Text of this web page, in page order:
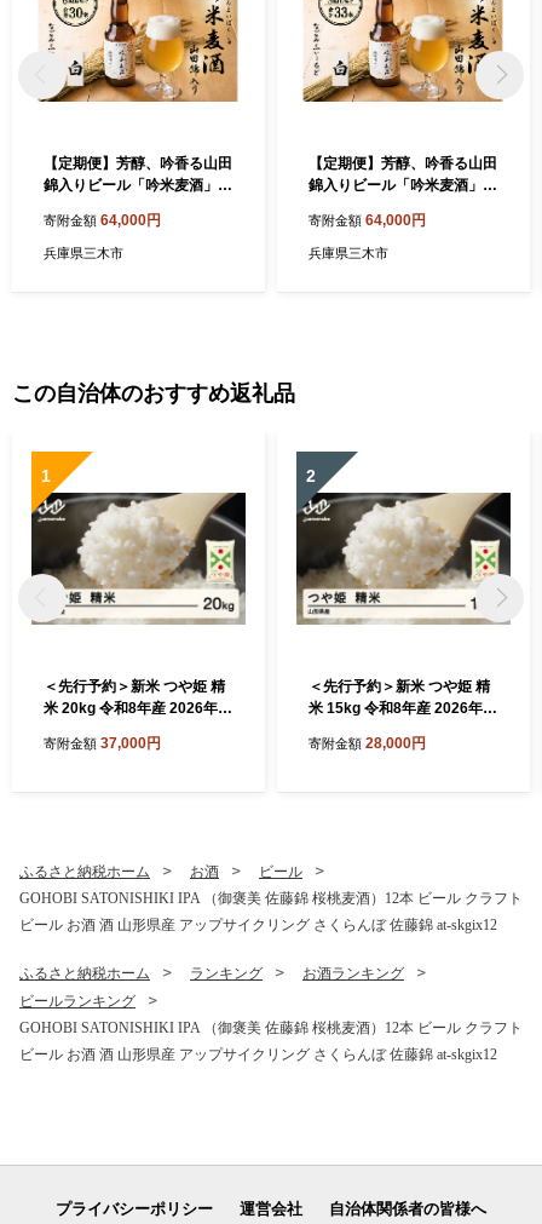
【定期便】芳醇、吟香る山田
錦入りビール「吟米麦酒」5
寄附金額 64,000円
兵庫県三木市
【定期便】芳醇、吟香る山田
錦入りビール「吟米麦酒」1
寄附金額 64,000円
兵庫県三木市
この自治体のおすすめ返礼品
1
＜先行予約＞新米 つや姫 精
米 20kg 令和8年産 2026年産
旬頃に順次発送 tf-tssxb20-1
寄附金額 37,000円
2
＜先行予約＞新米 つや姫 精
米 15kg 令和8年産 2026年産
旬頃に順次発送 tf-tssxb15-1
寄附金額 28,000円
ふるさと納税ホーム お酒
ビール
GOHOBI SATONISHIKI IPA （御褒美 佐藤錦 桜桃麦酒）12本 ビール クラフト
ビール お酒 酒 山形県産 アップサイクリング さくらんぼ 佐藤錦 at-skgix12
ふるさと納税ホーム ランキング
お酒ランキング
ビールランキング
GOHOBI SATONISHIKI IPA （御褒美 佐藤錦 桜桃麦酒）12本 ビール クラフト
ビール お酒 酒 山形県産 アップサイクリング さくらんぼ 佐藤錦 at-skgix12
プライバシーポリシー 運営会社 自治体関係者の皆様へ